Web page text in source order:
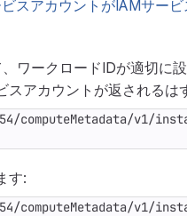
スアカウントがIAMサービ
ワークロードIDが適切に
スアカウントが返されるは
す: